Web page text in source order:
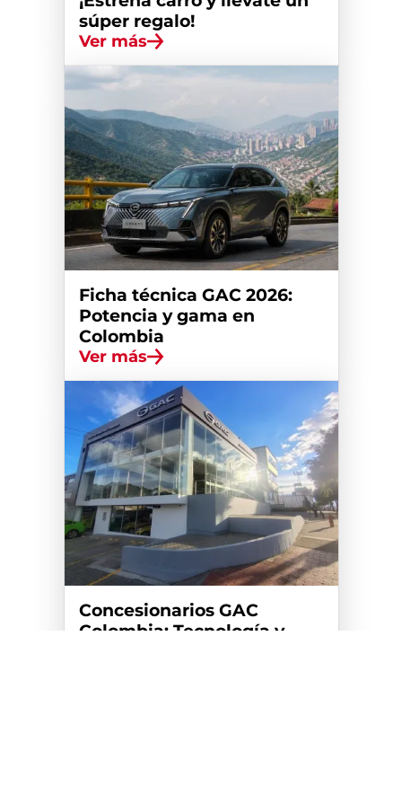
súper regalo!
Ver más
Ficha técnica GAC 2026:
Potencia y gama en
Colombia
Ver más
Concesionarios GAC
Colombia: Tecnología y